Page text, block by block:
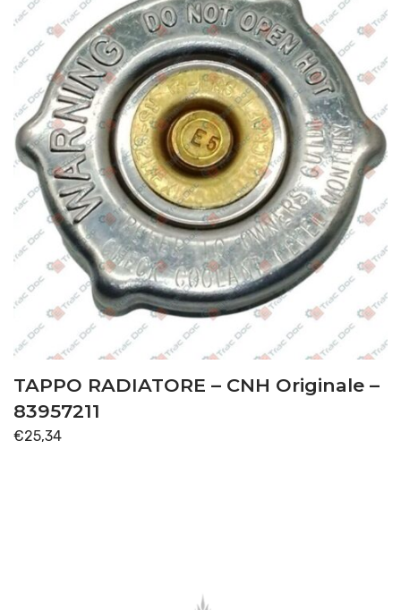
TAPPO RADIATORE – CNH Originale –
83957211
€25,34